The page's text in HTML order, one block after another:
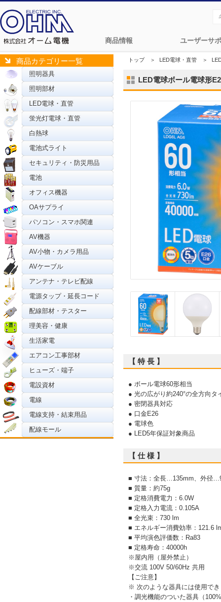
商品情報 ユーザーサ
商品カテゴリー一覧
照明器具
照明部材
LED電球・直管
蛍光灯電球・直管
白熱球
電池式ライト
セキュリティ・防災用品
電池
オフィス機器
OAサプライ
パソコン・スマホ関連
AV機器
AV小物・カメラ用品
AVケーブル
アンテナ・テレビ配線
電源タップ・延長コード
配線部材・テスター
理美容・健康
生活家電
エアコン工事部材
ヒューズ・端子
電設資材
電線
電線支持・結束用品
配線モール
トップ＞ LED電球・直管 ＞
LED電球ボール電球形
【 特 長 】
● ボール電球60形相当
● 光の広がり約240°の全方向タ
● 密閉器具対応
● 口金E26
● 電球色
● LED5年保証対象商品
【 仕 様 】
■ 寸法：全長…135mm、外径
■ 質量：約75g
■ 定格消費電力：6.0W
■ 定格入力電流：0.105A
■ 全光束：730 lm
■ エネルギー消費効率：121.6
■ 平均演色評価数：Ra83
■ 定格寿命：40000h
※屋内用（屋外禁止）
※交流 100V 50/60Hz 共用
【ご注意】
※ 次のような器具には使用で
・調光機能のついた器具（